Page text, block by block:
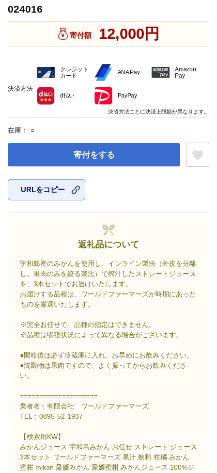
024016
寄付額 12,000円
在庫： ○
寄付をする
URLをコピー
返礼品について
宇和島産のみかんを使用し、インライン製法（外皮を分離
し、果肉のみを絞る製法）で搾汁したストレートジュース
を、3本セットでお届けいたします。
お届けする品種は、ワールドファーマーズが時期にあった
ものを厳選いたします。
※完全お任せで、品種の指定はできません。
※品種は収穫状況によって異なる場合がございます。
●開栓後は必ず冷蔵庫に入れ、お早めにお飲みください。
●沈殿物は果肉ですので、よく振ってからお飲みくださ
い。
====================
業者名：有限会社 ワールドファーマーズ
TEL：0895-52-1937
【検索用KW】
みかんジュース 宇和島みかん お任せ ストレート ジュース
3本セット ワールドファーマーズ 果汁 飲料 柑橘 みかん
蜜柑 mikan 愛媛みかん 愛媛蜜柑 みかんジュース 100%ジ
決済方法
クレジット
カード
ANA Pay
Amazon
Pay
d払い PayPay
決済方法ごとに決済上限額が異なります。